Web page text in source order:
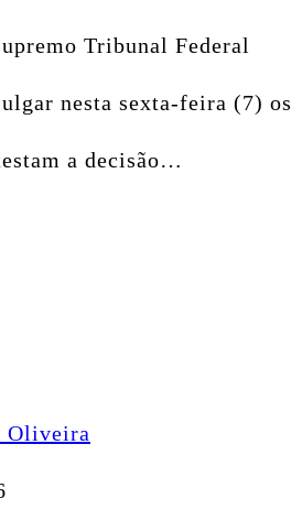
Tribunal Federal
nesta sexta-feira (7) os
a decisão…
Oliveira